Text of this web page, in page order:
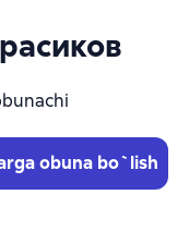
obuna bo`lish